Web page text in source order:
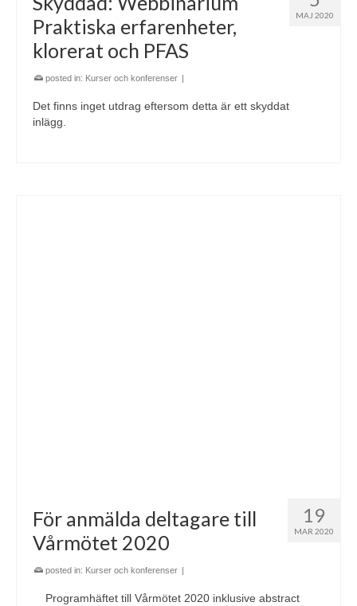
MAJ 2020
Praktiska erfarenheter,
klorerat och PFAS
posted in: Kurser och konferenser |
Det finns inget utdrag eftersom detta är ett skyddat
inlägg.
19
MAR 2020
För anmälda deltagare till
Vårmötet 2020
posted in: Kurser och konferenser |
Programhäftet till Vårmötet 2020 inklusive abstract